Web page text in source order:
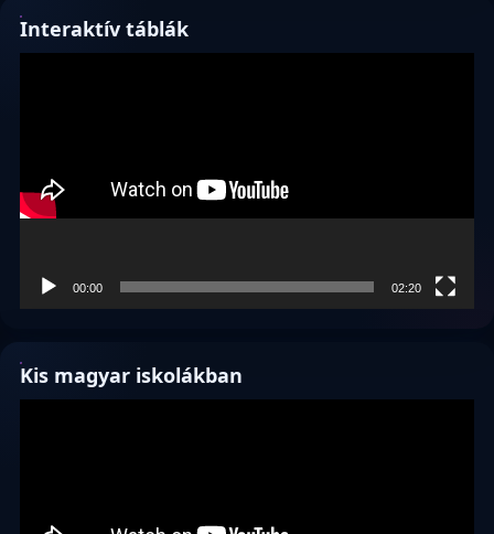
Interaktív táblák
00:00 02:20
Kis magyar iskolákban